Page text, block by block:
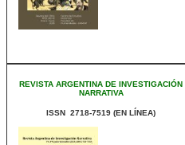
REVISTA ARGENTINA DE INVESTIGACIÓN
NARRATIVA
ISSN 2718-7519 (EN LÍNEA)